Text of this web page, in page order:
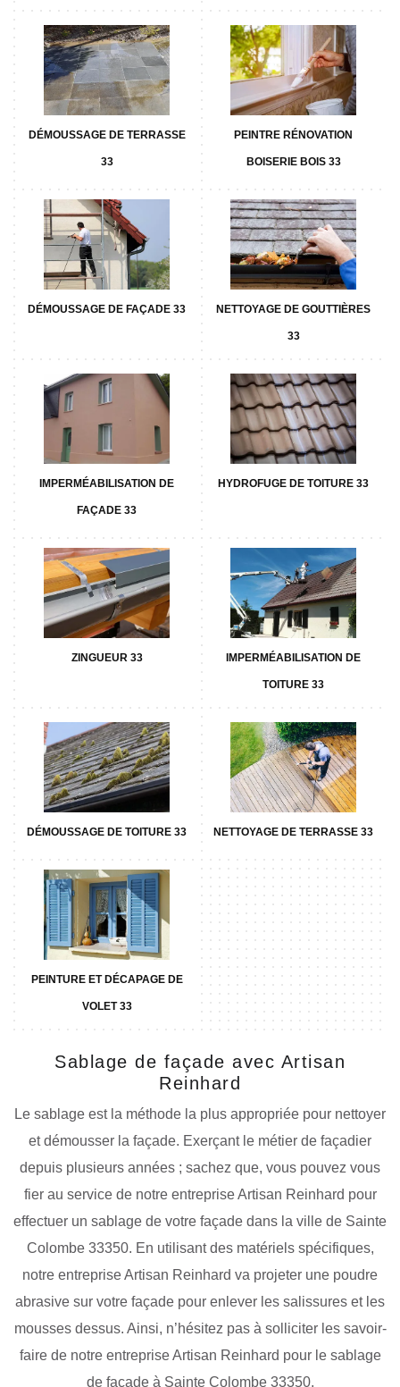
DÉMOUSSAGE DE TERRASSE
33
PEINTRE RÉNOVATION
BOISERIE BOIS 33
DÉMOUSSAGE DE FAÇADE 33 NETTOYAGE DE GOUTTIÈRES
33
IMPERMÉABILISATION DE
FAÇADE 33
HYDROFUGE DE TOITURE 33
ZINGUEUR 33 IMPERMÉABILISATION DE
TOITURE 33
DÉMOUSSAGE DE TOITURE 33 NETTOYAGE DE TERRASSE 33
PEINTURE ET DÉCAPAGE DE
VOLET 33
Sablage de façade avec Artisan
Reinhard
Le sablage est la méthode la plus appropriée pour nettoyer
et démousser la façade. Exerçant le métier de façadier
depuis plusieurs années ; sachez que, vous pouvez vous
fier au service de notre entreprise Artisan Reinhard pour
effectuer un sablage de votre façade dans la ville de Sainte
Colombe 33350. En utilisant des matériels spécifiques,
notre entreprise Artisan Reinhard va projeter une poudre
abrasive sur votre façade pour enlever les salissures et les
mousses dessus. Ainsi, n’hésitez pas à solliciter les savoir-
faire de notre entreprise Artisan Reinhard pour le sablage
de façade à Sainte Colombe 33350.